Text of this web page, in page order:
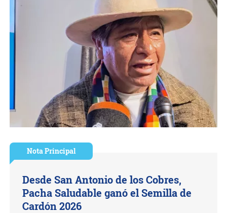
Nota Principal
Desde San Antonio de los Cobres,
Pacha Saludable ganó el Semilla de
Cardón 2026